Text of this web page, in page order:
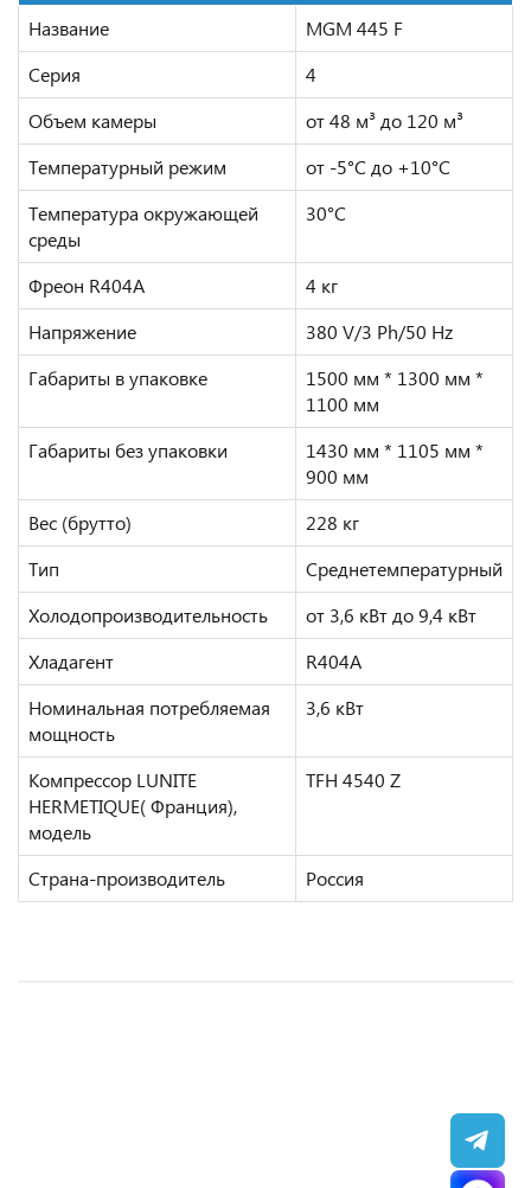
Название
MGM 445 F
Серия
4
Объем камеры
от 48 м³ до 120 м³
Температурный режим
от -5°C до +10°C
Температура окружающей
cреды
30°C
Фреон R404A
4 кг
Напряжение
380 V/3 Ph/50 Hz
Габариты в упаковке
1500 мм * 1300 мм *
1100 мм
Габариты без упаковки
1430 мм * 1105 мм *
900 мм
Вес (брутто)
228 кг
Тип
Среднетемпературный
Холодопроизводительность
от 3,6 кВт до 9,4 кВт
Хладагент
R404A
Номинальная потребляемая
мощность
3,6 кВт
Компрессор LUNITE
HERMETIQUE( Франция),
модель
ТFH 4540 Z
Страна-производитель Россия